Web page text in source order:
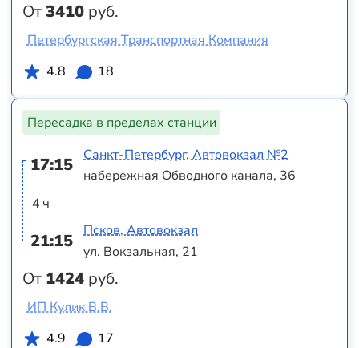
От3410 руб.
Петербургская Транспортная Компания
4.8
18
Пересадка в пределах станции
17:15
4 ч
21:15
От 1424 руб.
Санкт-Петербург, Автовокзал №2
набережная Обводного канала, 36
Псков, Автовокзал
ул. Вокзальная, 21
ИП Кулик В.В.
4.9
17